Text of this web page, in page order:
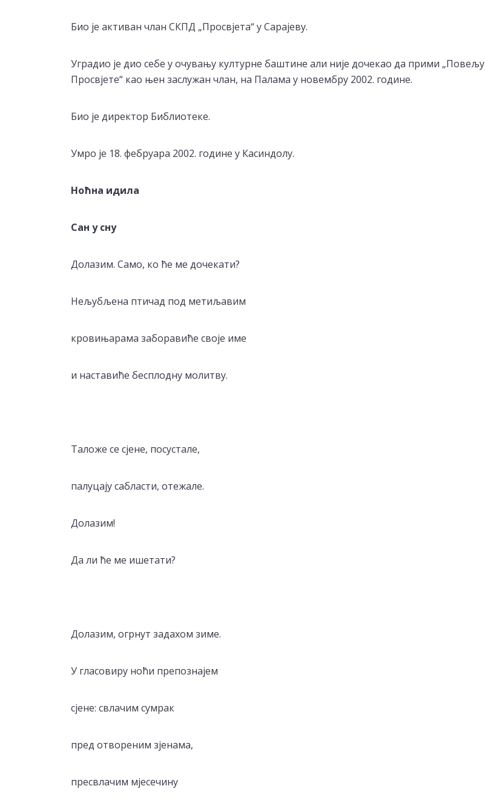
Био је активан члан СКПД „Просвјета“ у Сарајеву.
Уградио је дио себе у очувању културне баштине али није дочекао да прими „Повељу
Просвјете“ као њен заслужан члан, на Палама у новембру 2002. године.
Био је директор Библиотеке.
Умро је 18. фебруара 2002. године у Касиндолу.
Ноћна идила
Сан у сну
Долазим. Само, ко ће ме дочекати?
Нељубљена птичад под метиљавим
кровињарама заборавиће своје име
и наставиће бесплодну молитву.
Таложе се сјене, посустале,
палуцају сабласти, отежале.
Долазим!
Да ли ће ме ишетати?
Долазим, огрнут задахом зиме.
У гласовиру ноћи препознајем
сјене: свлачим сумрак
пред отвореним зјенама,
пресвлачим мјесечину